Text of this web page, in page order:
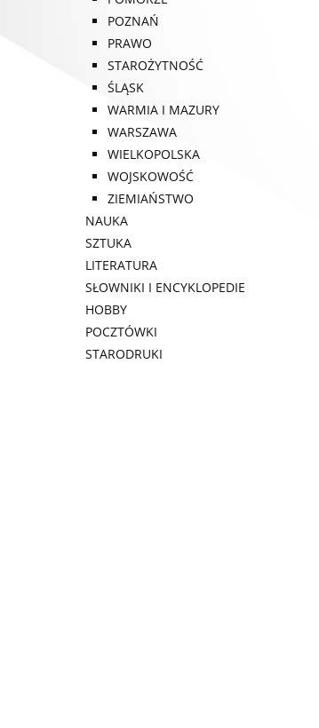
POZNAŃ
PRAWO
STAROŻYTNOŚĆ
ŚLĄSK
WARMIA I MAZURY
WARSZAWA
WIELKOPOLSKA
WOJSKOWOŚĆ
ZIEMIAŃSTWO
NAUKA
SZTUKA
LITERATURA
SŁOWNIKI I ENCYKLOPEDIE
HOBBY
POCZTÓWKI
STARODRUKI